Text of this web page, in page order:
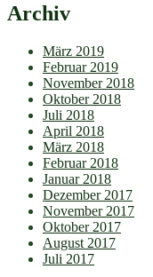
Archiv
März 2019
Februar 2019
November 2018
Oktober 2018
Juli 2018
April 2018
März 2018
Februar 2018
Januar 2018
Dezember 2017
November 2017
Oktober 2017
August 2017
Juli 2017